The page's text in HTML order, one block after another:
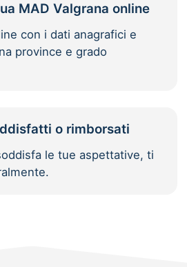
MAD Valgrana online
con i dati anagrafici e
province e grado
o rimborsati
le tue aspettative, ti